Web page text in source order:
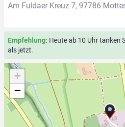
Am Fuldaer Kreuz 7, 97786
Empfehlung: Heute ab 10 Uhr tanken
als jetzt.
+
−